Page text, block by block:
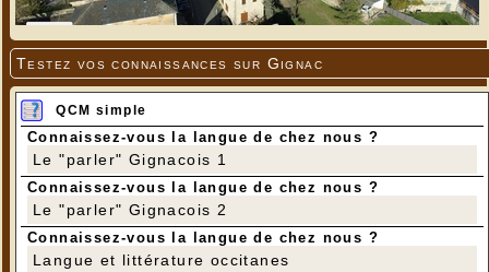
Testez vos connaissances sur Gignac
QCM simple
Connaissez-vous la langue de chez nous ?
Le "parler" Gignacois 1
Connaissez-vous la langue de chez nous ?
Le "parler" Gignacois 2
Connaissez-vous la langue de chez nous ?
Langue et littérature occitanes